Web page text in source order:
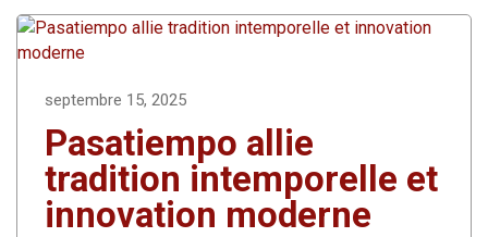
septembre 15, 2025
Pasatiempo allie
tradition intemporelle et
innovation moderne